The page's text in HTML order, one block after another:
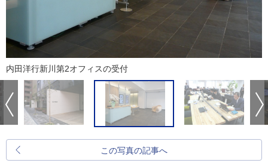
内田洋行新川第2オフィスの受付
この写真の記事へ